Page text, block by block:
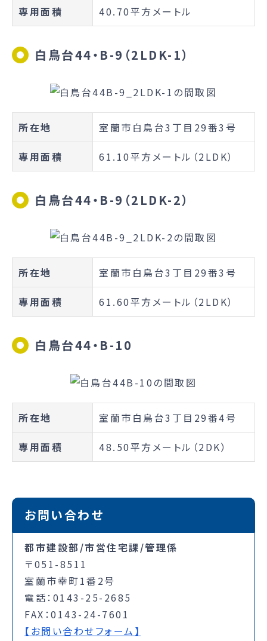
専用面積 40.70平方メートル
白鳥台44・B-9（2LDK-1）
所在地 室蘭市白鳥台3丁目29番3号
専用面積 61.10平方メートル（2LDK）
白鳥台44・B-9（2LDK-2）
所在地 室蘭市白鳥台3丁目29番3号
専用面積 61.60平方メートル（2LDK）
白鳥台44・B-10
所在地 室蘭市白鳥台3丁目29番4号
専用面積 48.50平方メートル（2DK）
お問い合わせ
都市建設部/市営住宅課/管理係
〒051-8511
室蘭市幸町1番2号
電話：0143-25-2685
FAX：0143-24-7601
【お問い合わせフォーム】